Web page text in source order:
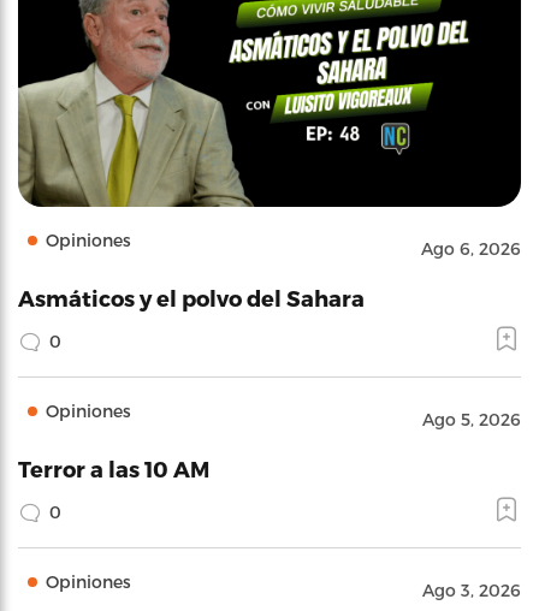
Opiniones Ago 6, 2026
Asmáticos y el polvo del Sahara
0
Opiniones Ago 5, 2026
Terror a las 10 AM
0
Opiniones Ago 3, 2026